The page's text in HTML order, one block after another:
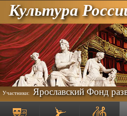
Культура
Участники: Ярославский Фонд